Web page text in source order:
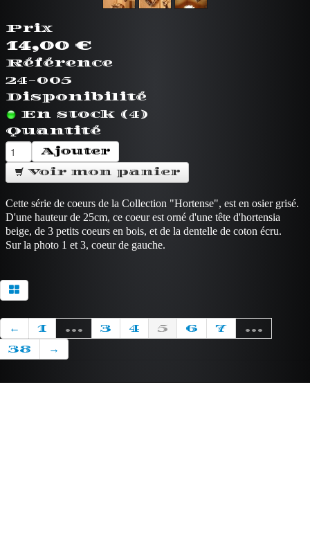
Prix
14,00 €
Référence
24-005
Disponibilité
En stock (4)
Quantité
Ajouter
Voir mon panier
Cette série de coeurs de la Collection "Hortense", est en osier grisé.
D'une hauteur de 25cm, ce coeur est orné d'une tête d'hortensia
beige, de 3 petits coeurs en bois, et de la dentelle de coton écru.
Sur la photo 1 et 3, coeur de gauche.
← 1 ... 3 4 5 6 7
...
38
→